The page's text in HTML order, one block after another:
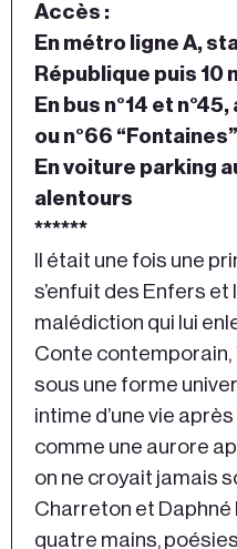
Accès :
En métro ligne A,
République puis 10
En bus n°14 et
ou n°66 “Fontaines”
En voiture parking
alentours
******
Il était une fois une
s’enfuit des Enfers
malédiction qui lui
Conte contemporain,
sous une forme
intime d’une vie
comme une aurore
on ne croyait jamais
Charreton et Daphné
quatre mains,